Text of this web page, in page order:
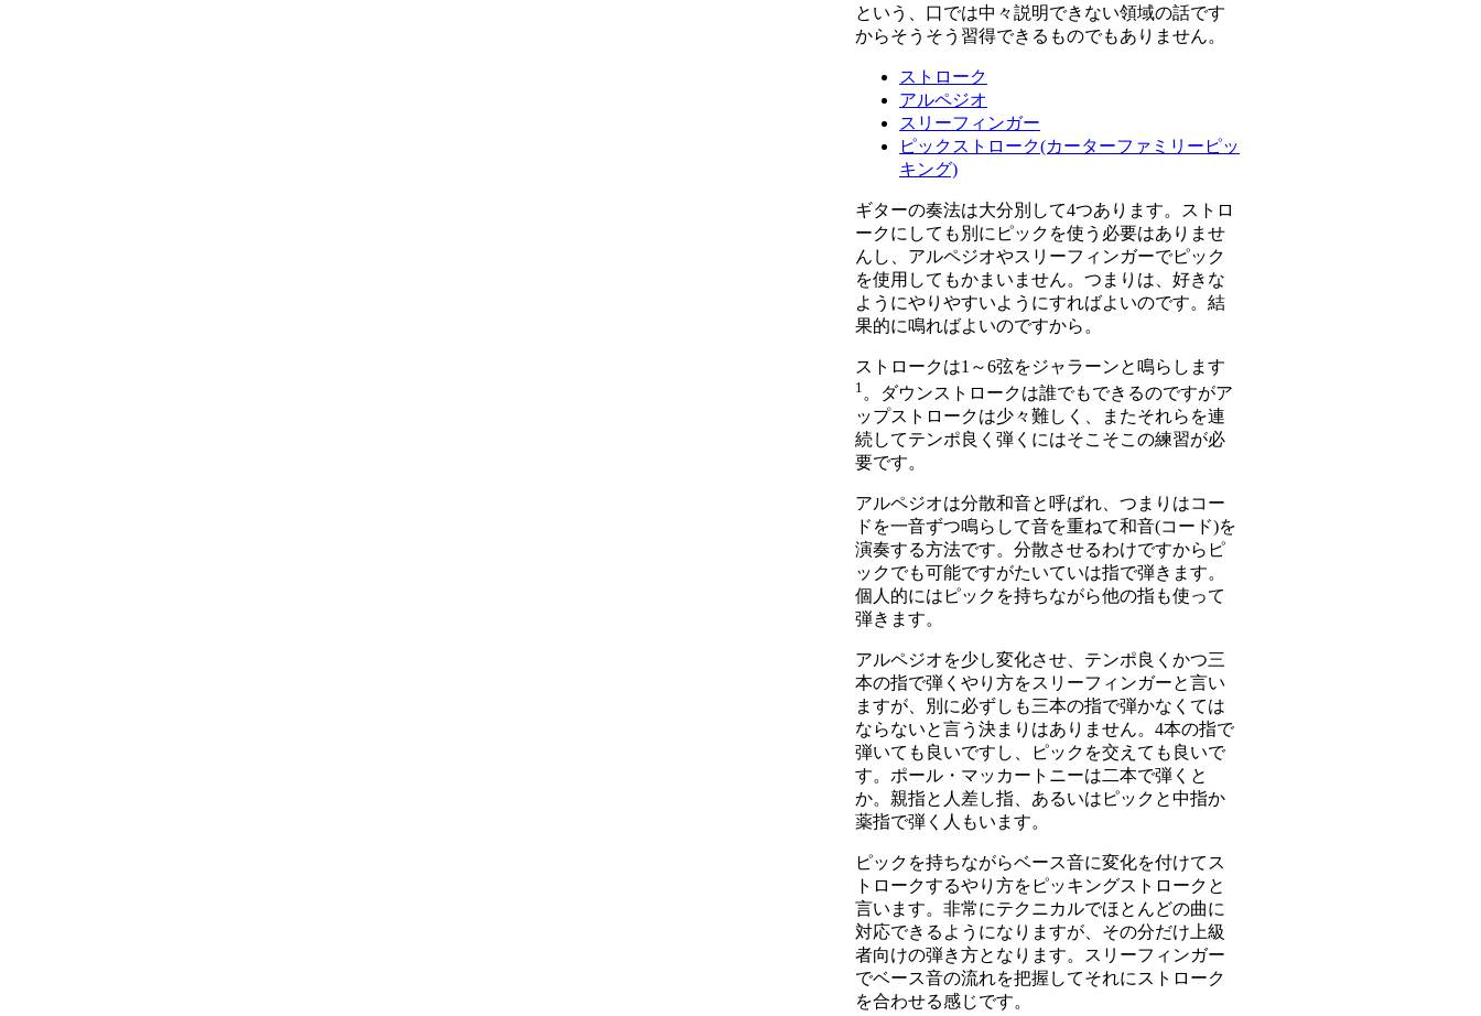
という、口では中々説明できない領域の話です
からそうそう習得できるものでもありません。
ストローク
アルペジオ
スリーフィンガー
ピックストローク(カーターファミリーピッ
キング)
ギターの奏法は大分別して4つあります。
ストロ
ークにしても別にピックを使う必要はありませ
んし、アルペジオやスリーフィンガーでピック
を使用してもかまいません。つまりは、好きな
ようにやりやすいようにすればよいのです。結
果的に鳴ればよいのですから。
ストロークは1～6弦をジャラーンと鳴らします
1 。ダウンストロークは誰でもできるのですがア
ップストロークは少々難しく、またそれらを連
続してテンポ良く弾くにはそこそこの練習が必
要です。
アルペジオは分散和音と呼ばれ、つまりはコー
ドを一音ずつ鳴らして音を重ねて和音(コード)を
演奏する方法です。分散させるわけですからピ
ックでも可能ですがたいていは指で弾きます。
個人的にはピックを持ちながら他の指も使って
弾きます。
アルペジオを少し変化させ、テンポ良くかつ三
本の指で弾くやり方をスリーフィンガーと言い
ますが、別に必ずしも三本の指で弾かなくては
ならないと言う決まりはありません。4本の指で
弾いても良いですし、ピックを交えても良いで
す。ポール・マッカートニーは二本で弾くと
か。親指と人差し指、あるいはピックと中指か
薬指で弾く人もいます。
ピックを持ちながらベース音に変化を付けてス
トロークするやり方をピッキングストロークと
言います。非常にテクニカルでほとんどの曲に
対応できるようになりますが、その分だけ上級
者向けの弾き方となります。スリーフィンガー
でベース音の流れを把握してそれにストローク
を合わせる感じです。